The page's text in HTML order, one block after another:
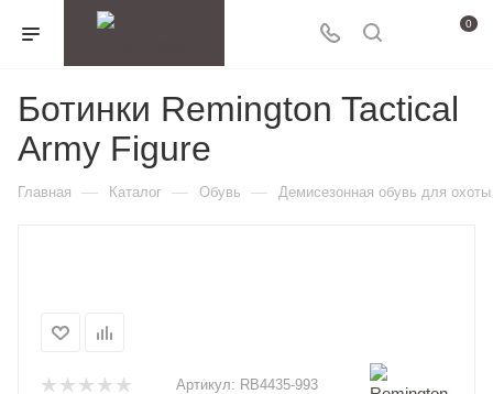
0
Ботинки Remington Tactical
Army Figure
Главная — Каталог — Обувь — Демисезонная обувь для
Артикул: RB4435-993